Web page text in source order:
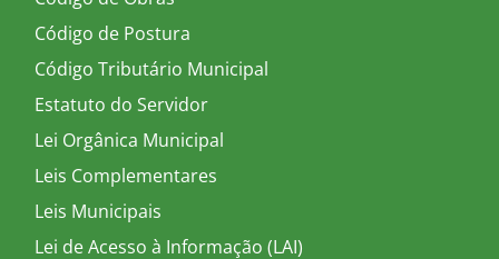
Código de Postura
Código Tributário Municipal
Estatuto do Servidor
Lei Orgânica Municipal
Leis Complementares
Leis Municipais
Lei de Acesso à Informação (LAI)